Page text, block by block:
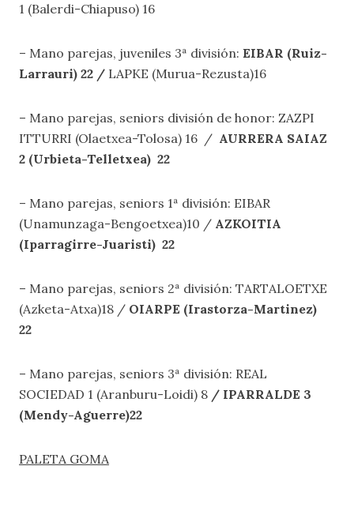
1 (Balerdi-Chiapuso) 16
– Mano parejas, juveniles 3ª división: EIBAR (Ruiz-
Larrauri) 22 / LAPKE (Murua-Rezusta)16
– Mano parejas, seniors división de honor: ZAZPI
ITTURRI (Olaetxea-Tolosa) 16 / AURRERA SAIAZ
2 (Urbieta-Telletxea) 22
– Mano parejas, seniors 1ª división: EIBAR
(Unamunzaga-Bengoetxea)10 / AZKOITIA
(Iparragirre-Juaristi) 22
– Mano parejas, seniors 2ª división: TARTALOETXE
(Azketa-Atxa)18 / OIARPE (Irastorza-Martinez)
22
– Mano parejas, seniors 3ª división: REAL
SOCIEDAD 1 (Aranburu-Loidi) 8 / IPARRALDE 3
(Mendy-Aguerre)22
PALETA GOMA